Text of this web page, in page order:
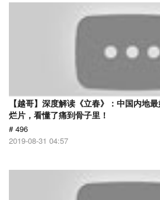
【越哥】深度解读《立春》：中国内地
烂片，看懂了痛到骨子里！
# 496
2019-08-31 04:57